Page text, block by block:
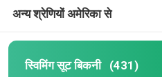
पुरुषों की तैराकी चड्डी
अन्य श्रेणियों अमेरिका से
स्विमिंग सूट बिकनी (431)